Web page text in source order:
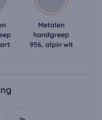
Metalen
handgreep
956, alpin wit